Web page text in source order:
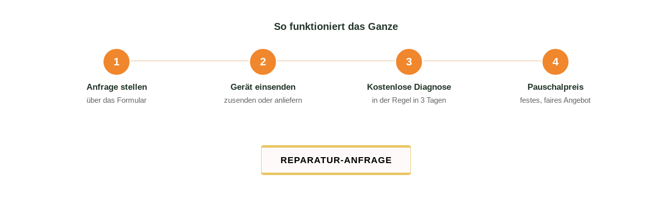
So funktioniert das Ganze
1
Anfrage stellen
über das Formular
2
Gerät einsenden
zusenden oder anliefern
3
Kostenlose Diagnose
in der Regel in 3 Tagen
4
Pauschalpreis
festes, faires Angebot
REPARATUR-ANFRAGE